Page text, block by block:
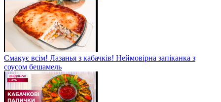
Смакує всім! Лазанья з кабачків! Неймовірна запіканка з
соусом бешамель